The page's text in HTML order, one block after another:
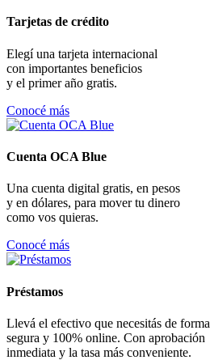
Tarjetas de crédito
Elegí una tarjeta internacional
con importantes beneficios
y el primer año gratis.
Conocé más
Cuenta OCA Blue
Una cuenta digital gratis, en pesos
y en dólares, para mover tu dinero
como vos quieras.
Conocé más
Préstamos
Llevá el efectivo que necesitás de forma
segura y 100% online. Con aprobación
inmediata y la tasa más conveniente.